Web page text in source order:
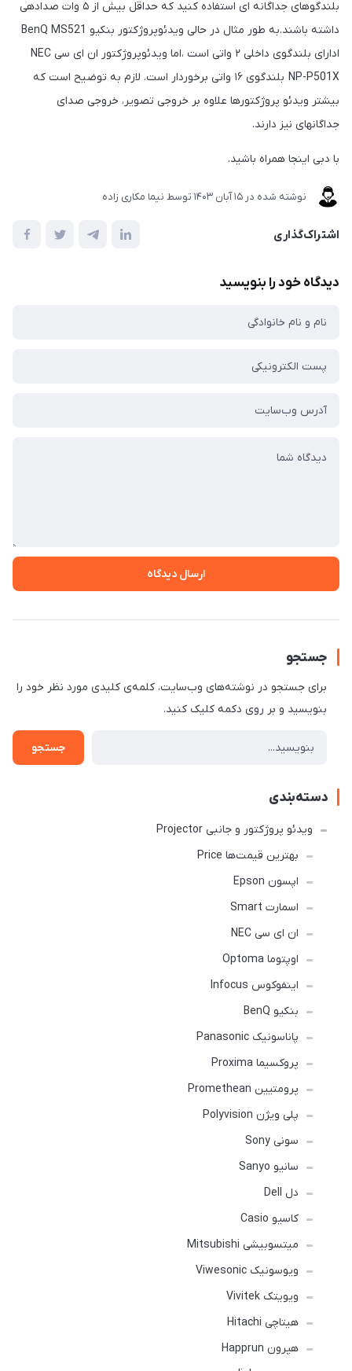
بلندگوهای جداگانه ای استفاده کنید که حداقل بیش از ۵ وات صدادهی
داشته باشند.به طور مثال در حالی ویدئوپروژکتور بنکیو BenQ MS521
ادارای بلندگوی داخلی ۲ واتی است ،اما ویدئوپروژکتور ان ای سی NEC
NP-P501X بلندگوی ۱۶ واتی برخوردار است. لازم به توضیح است که
بیشتر ویدئو پروژکتورها علاوه بر خروجی تصویر، خروجی صدا‎ی
جداگانه‎ای نیز دارند.
با دبی اینجا همراه باشید.
نوشته شده در 15 آبان 1403 توسط نیما مکاری زاده
اشتراک‌گذاری
دیدگاه خود را بنویسید
ارسال دیدگاه
جستجو
برای جستجو در نوشته‌های وب‌سایت، کلمه‌ی کلیدی مورد نظر خود را
بنویسید و بر روی دکمه کلیک کنید.
جستجو
دسته‌بندی
ویدئو پروژکتور و جانبی Projector
بهترین قیمت‌ها Price
اپسون Epson
اسمارت Smart
ان ای سی NEC
اوپتوما Optoma
اینفوکوس Infocus
بنکیو BenQ
پاناسونیک Panasonic
پروکسیما Proxima
پرومتیین Promethean
پلی ویژن Polyvision
سونی Sony
سانیو Sanyo
دل Dell
کاسیو Casio
میتسوبیشی Mitsubishi
ویوسونیک Viwesonic
ویویتک Vivitek
هیتاچی Hitachi
هپرون Happrun